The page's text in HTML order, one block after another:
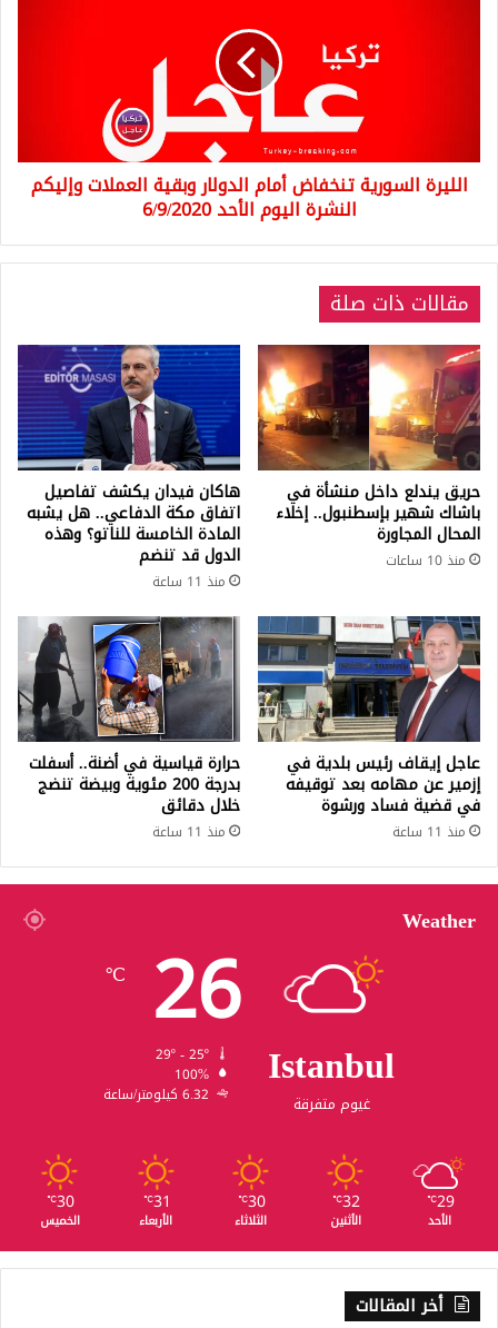
النشرة
اليوم
الليرة السورية تنخفاض أمام الدولار وبقية العملات وإليكم
النشرة اليوم الأحد 6/9/2020
مقالات ذات صلة
حريق يندلع داخل منشأة في
باشاك شهير بإسطنبول.. إخلاء
المحال المجاورة
منذ 10 ساعات
هاكان فيدان يكشف تفاصيل
اتفاق مكة الدفاعي.. هل يشبه
المادة الخامسة للناتو؟ وهذه
الدول قد تنضم
منذ 11 ساعة
عاجل إيقاف رئيس بلدية في
إزمير عن مهامه بعد توقيفه
في قضية فساد ورشوة
منذ 11 ساعة
حرارة قياسية في أضنة.. أسفلت
بدرجة 200 مئوية وبيضة تنضج
خلال دقائق
منذ 11 ساعة
Weather
Istanbul
غيوم متفرقة
26
℃
100%
6.32 كيلومتر/ساعة
29
℃
الأحد
32
℃
الأثنين
30
℃
الثلاثاء
31
℃
الأربعاء
30
℃
الخميس
أخر المقالات